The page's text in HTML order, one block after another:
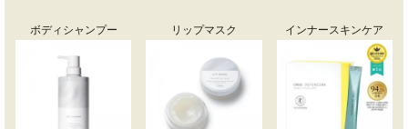
ボディシャンプー リップマスク インナースキンケア